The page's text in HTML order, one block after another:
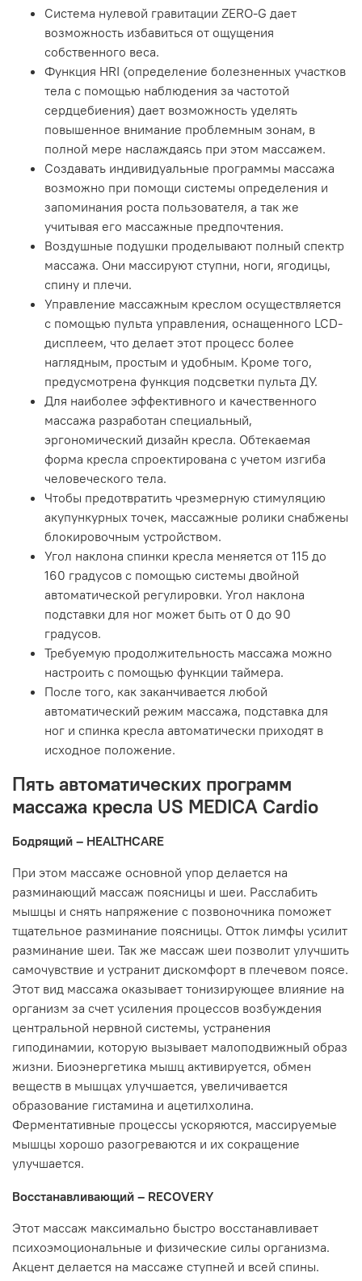
Система нулевой гравитации ZERO-G дает
возможность избавиться от ощущения
собственного веса.
Функция HRI (определение болезненных участков
тела с помощью наблюдения за частотой
сердцебиения) дает возможность уделять
повышенное внимание проблемным зонам, в
полной мере наслаждаясь при этом массажем.
Создавать индивидуальные программы массажа
возможно при помощи системы определения и
запоминания роста пользователя, а так же
учитывая его массажные предпочтения.
Воздушные подушки проделывают полный спектр
массажа. Они массируют ступни, ноги, ягодицы,
спину и плечи.
Управление массажным креслом осуществляется
с помощью пульта управления, оснащенного LCD-
дисплеем, что делает этот процесс более
наглядным, простым и удобным. Кроме того,
предусмотрена функция подсветки пульта ДУ.
Для наиболее эффективного и качественного
массажа разработан специальный,
эргономический дизайн кресла. Обтекаемая
форма кресла спроектирована с учетом изгиба
человеческого тела.
Чтобы предотвратить чрезмерную стимуляцию
акупункурных точек, массажные ролики снабжены
блокировочным устройством.
Угол наклона спинки кресла меняется от 115 до
160 градусов с помощью системы двойной
автоматической регулировки. Угол наклона
подставки для ног может быть от 0 до 90
градусов.
Требуемую продолжительность массажа можно
настроить с помощью функции таймера.
После того, как заканчивается любой
автоматический режим массажа, подставка для
ног и спинка кресла автоматически приходят в
исходное положение.
Пять автоматических программ
массажа кресла US MEDICA Cardio
Бодрящий – HEALTHCARE
При этом массаже основной упор делается на
разминающий массаж поясницы и шеи. Расслабить
мышцы и снять напряжение с позвоночника поможет
тщательное разминание поясницы. Отток лимфы усилит
разминание шеи. Так же массаж шеи позволит улучшить
самочувствие и устранит дискомфорт в плечевом поясе.
Этот вид массажа оказывает тонизирующее влияние на
организм за счет усиления процессов возбуждения
центральной нервной системы, устранения
гиподинамии, которую вызывает малоподвижный образ
жизни. Биоэнергетика мышц активируется, обмен
веществ в мышцах улучшается, увеличивается
образование гистамина и ацетилхолина.
Ферментативные процессы ускоряются, массируемые
мышцы хорошо разогреваются и их сокращение
улучшается.
Восстанавливающий – RECOVERY
Этот массаж максимально быстро восстанавливает
психоэмоциональные и физические силы организма.
Акцент делается на массаже ступней и всей спины.